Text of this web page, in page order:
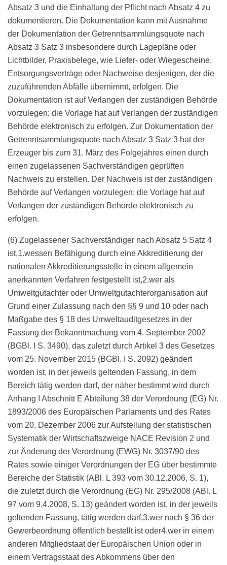
Absatz 3 und die Einhaltung der Pflicht nach Absatz 4 zu
dokumentieren. Die Dokumentation kann mit Ausnahme
der Dokumentation der Getrenntsammlungsquote nach
Absatz 3 Satz 3 insbesondere durch Lagepläne oder
Lichtbilder, Praxisbelege, wie Liefer- oder Wiegescheine,
Entsorgungsverträge oder Nachweise desjenigen, der die
zuzuführenden Abfälle übernimmt, erfolgen. Die
Dokumentation ist auf Verlangen der zuständigen Behörde
vorzulegen; die Vorlage hat auf Verlangen der zuständigen
Behörde elektronisch zu erfolgen. Zur Dokumentation der
Getrenntsammlungsquote nach Absatz 3 Satz 3 hat der
Erzeuger bis zum 31. März des Folgejahres einen durch
einen zugelassenen Sachverständigen geprüften
Nachweis zu erstellen. Der Nachweis ist der zuständigen
Behörde auf Verlangen vorzulegen; die Vorlage hat auf
Verlangen der zuständigen Behörde elektronisch zu
erfolgen.
(6) Zugelassener Sachverständiger nach Absatz 5 Satz 4
ist,1.wessen Befähigung durch eine Akkreditierung der
nationalen Akkreditierungsstelle in einem allgemein
anerkannten Verfahren festgestellt ist,2.wer als
Umweltgutachter oder Umweltgutachterorganisation auf
Grund einer Zulassung nach den §§ 9 und 10 oder nach
Maßgabe des § 18 des Umweltauditgesetzes in der
Fassung der Bekanntmachung vom 4. September 2002
(BGBl. I S. 3490), das zuletzt durch Artikel 3 des Gesetzes
vom 25. November 2015 (BGBl. I S. 2092) geändert
worden ist, in der jeweils geltenden Fassung, in dem
Bereich tätig werden darf, der näher bestimmt wird durch
Anhang I Abschnitt E Abteilung 38 der Verordnung (EG) Nr.
1893/2006 des Europäischen Parlaments und des Rates
vom 20. Dezember 2006 zur Aufstellung der statistischen
Systematik der Wirtschaftszweige NACE Revision 2 und
zur Änderung der Verordnung (EWG) Nr. 3037/90 des
Rates sowie einiger Verordnungen der EG über bestimmte
Bereiche der Statistik (ABl. L 393 vom 30.12.2006, S. 1),
die zuletzt durch die Verordnung (EG) Nr. 295/2008 (ABl. L
97 vom 9.4.2008, S. 13) geändert worden ist, in der jeweils
geltenden Fassung, tätig werden darf,3.wer nach § 36 der
Gewerbeordnung öffentlich bestellt ist oder4.wer in einem
anderen Mitgliedstaat der Europäischen Union oder in
einem Vertragsstaat des Abkommens über den